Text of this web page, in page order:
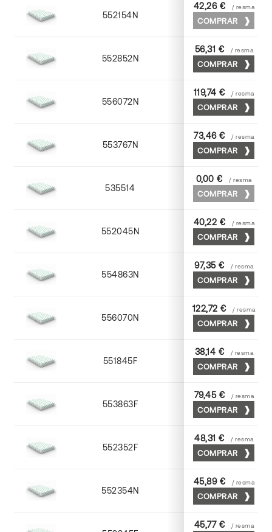
552154N 52 x 70
42,26 € / resma
COMPRAR
552852N 52 x 70
56,31 € / resma
COMPRAR
556072N 70 x 100
119,74 € / resma
COMPRAR
553767N 65 x 90
73,46 € / resma
COMPRAR
535514 72 x 102
0,00 € / resma
COMPRAR
552045N 45 x 64
40,22 € / resma
COMPRAR
554863N 63 x 88
97,35 € / resma
COMPRAR
556070N 70 x 100
122,72 € / resma
COMPRAR
551845F 45 x 64
38,14 € / resma
COMPRAR
553863F 63 x 88
79,45 € / resma
COMPRAR
552352F 52 x 70
48,31 € / resma
COMPRAR
552354N 52 x 70
45,89 € / resma
COMPRAR
45,77 € / resma